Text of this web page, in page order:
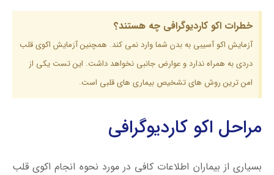
خطرات اکو کاردیوگرافی چه هستند؟
آزمایش اکو آسیبی به بدن شما وارد نمی کند. همچنین آزمایش اکوی قلب
دردی به همراه ندارد و عوارض جانبی نخواهد داشت. این تست یکی از
امن ترین روش های تشخیص بیماری های قلبی است.
مراحل اکو کاردیوگرافی
بسیاری از بیماران اطلاعات کافی در مورد نحوه انجام اکوی قلب